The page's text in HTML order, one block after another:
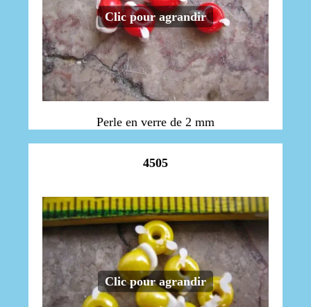
Clic pour agrandir
Perle en verre de 2 mm
4505
Clic pour agrandir